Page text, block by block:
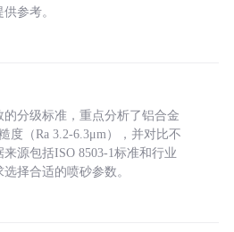
参考。
分级标准，重点分析了铝合金
度（Ra 3.2-6.3μm），并对比不
源包括ISO 8503-1标准和行业
择合适的喷砂参数。